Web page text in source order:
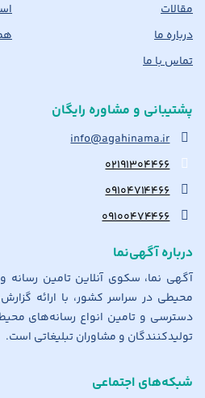
مقالات
درباره ما
تماس با ما
پشتیبانی و مشاوره رایگان
info@agahinama.ir
۰۲۱۹۱۳۰۴۴۶۶
۰۹۱۰۴۷۱۴۴۶۶
۰۹۱۰۰۴۷۴۴۶۶
درباره آگهی‌نما
آگهی نما، سکوی آنلاین تامین
محیطی در سراسر کشور، با ارائه
دسترسی و تامین انواع رسانه‌های
تولیدکنندگان و مشاوران تبلیغاتی است.
شبکه‌های اجتماعی